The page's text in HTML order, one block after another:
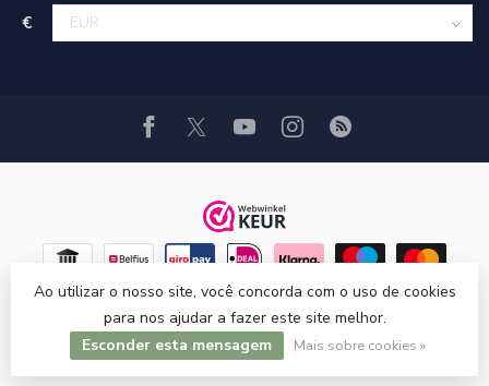
€
© Copyright 2026 Hi-Stands webshop!
Ao utilizar o nosso site, você concorda com o uso de cookies
para nos ajudar a fazer este site melhor.
Esconder esta mensagem
Mais sobre cookies »